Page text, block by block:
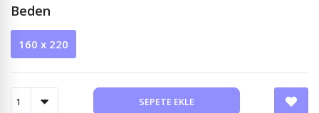
Beden
160 x 220
SEPETE EKLE